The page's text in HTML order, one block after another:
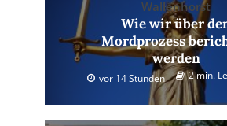
Wallenhorst
Wie wir über
Mordprozess
werden
vor 14 Stunden 2 min.